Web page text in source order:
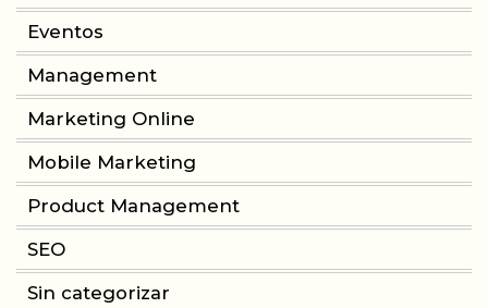
PRODUCT MANAGEMENT
Eventos
Management
Marketing Online
Mobile Marketing
Product Management
SEO
Sin categorizar